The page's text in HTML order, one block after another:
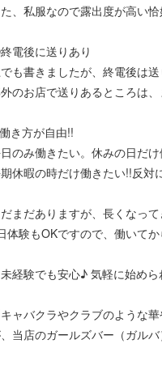
た、私服なので露出度が高い
電後に送りあり
でも書きましたが、終電後は
のお店で送りあるところは
き方が自由!!
のみ働きたい。休みの日だ
休暇の時だけ働きたい!!反対
だまだありますが、長くなっ
体験もOKですので、働いて
経験でも安心♪ 気軽に始め
キャバクラやクラブのような
当店のガールズバー（ガルバ